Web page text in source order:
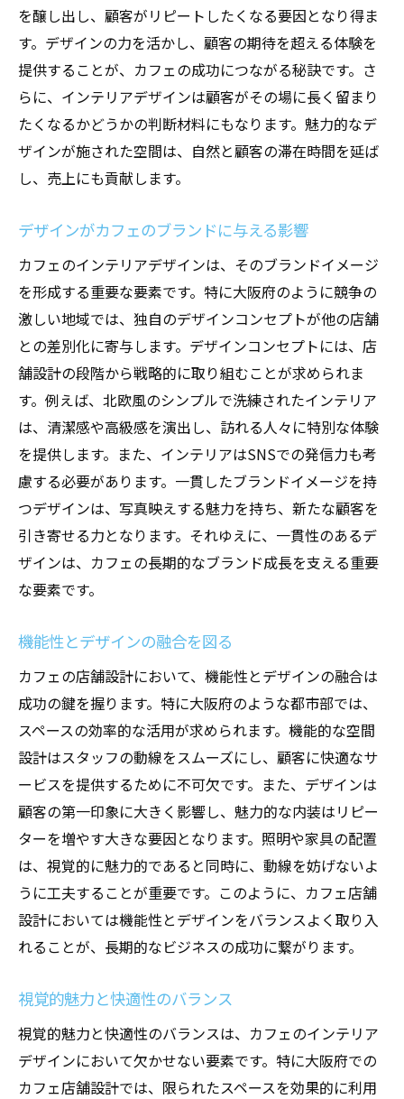
を醸し出し、顧客がリピートしたくなる要因となり得ま
す。デザインの力を活かし、顧客の期待を超える体験を
提供することが、カフェの成功につながる秘訣です。さ
らに、インテリアデザインは顧客がその場に長く留まり
たくなるかどうかの判断材料にもなります。魅力的なデ
ザインが施された空間は、自然と顧客の滞在時間を延ば
し、売上にも貢献します。
デザインがカフェのブランドに与える影響
カフェのインテリアデザインは、そのブランドイメージ
を形成する重要な要素です。特に大阪府のように競争の
激しい地域では、独自のデザインコンセプトが他の店舗
との差別化に寄与します。デザインコンセプトには、店
舗設計の段階から戦略的に取り組むことが求められま
す。例えば、北欧風のシンプルで洗練されたインテリア
は、清潔感や高級感を演出し、訪れる人々に特別な体験
を提供します。また、インテリアはSNSでの発信力も考
慮する必要があります。一貫したブランドイメージを持
つデザインは、写真映えする魅力を持ち、新たな顧客を
引き寄せる力となります。それゆえに、一貫性のあるデ
ザインは、カフェの長期的なブランド成長を支える重要
な要素です。
機能性とデザインの融合を図る
カフェの店舗設計において、機能性とデザインの融合は
成功の鍵を握ります。特に大阪府のような都市部では、
スペースの効率的な活用が求められます。機能的な空間
設計はスタッフの動線をスムーズにし、顧客に快適なサ
ービスを提供するために不可欠です。また、デザインは
顧客の第一印象に大きく影響し、魅力的な内装はリピー
ターを増やす大きな要因となります。照明や家具の配置
は、視覚的に魅力的であると同時に、動線を妨げないよ
うに工夫することが重要です。このように、カフェ店舗
設計においては機能性とデザインをバランスよく取り入
れることが、長期的なビジネスの成功に繋がります。
視覚的魅力と快適性のバランス
視覚的魅力と快適性のバランスは、カフェのインテリア
デザインにおいて欠かせない要素です。特に大阪府での
カフェ店舗設計では、限られたスペースを効果的に利用